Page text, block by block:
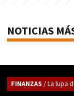
NOTICIAS
FINANZAS / La lupa